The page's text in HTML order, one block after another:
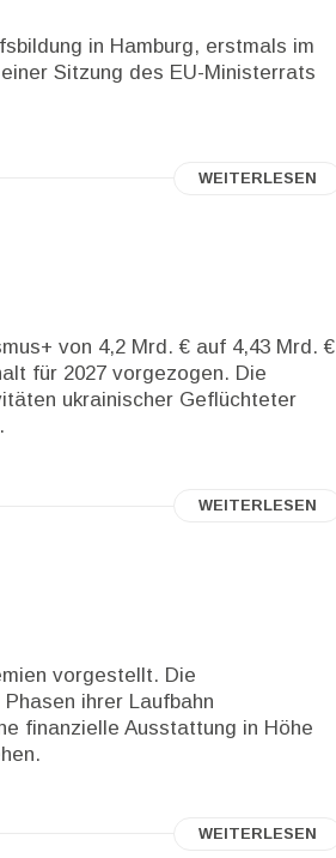
in Hamburg, erstmals im
Sitzung des EU-Ministerrats
WEITERLESEN
von 4,2 Mrd. € auf 4,43 Mrd. €
für 2027 vorgezogen. Die
ukrainischer Geflüchteter
WEITERLESEN
vorgestellt. Die
ihrer Laufbahn
finanzielle Ausstattung in Höhe
WEITERLESEN